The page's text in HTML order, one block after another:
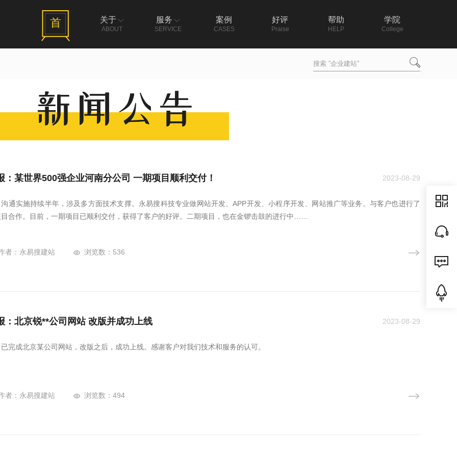
首 关于
ABOUT
服务
SERVICE
案例
CASES
好评
Praise
帮助
HELP
学院
College
：某世界500强企业河南分公司 一期项目顺利交付！ 2023-08-29
通实施持续半年，涉及多方面技术支撑。永易搜科技专业做网站开发、APP开发、小程序开发、网站推广等业务。与客户也进行了
合作。目前，一期项目已顺利交付，获得了客户的好评。二期项目，也在金锣击鼓的进行中……
者：永易搜建站 浏览数：536
：北京锐**公司网站 改版并成功上线 2023-08-29
完成北京某公司网站，改版之后，成功上线。感谢客户对我们技术和服务的认可。
者：永易搜建站 浏览数：494